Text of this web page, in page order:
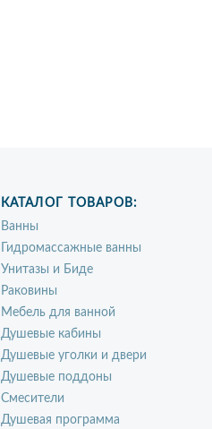
КАТАЛОГ ТОВАРОВ:
Ванны
Гидромассажные ванны
Унитазы и Биде
Раковины
Мебель для ванной
Душевые кабины
Душевые уголки и двери
Душевые поддоны
Смесители
Душевая программа